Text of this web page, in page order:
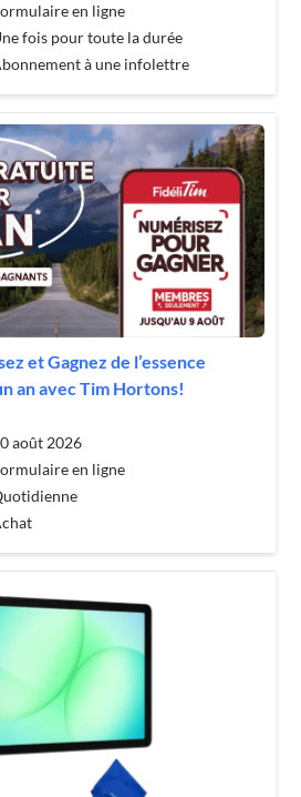
en ligne
fois pour toute la durée
à une infolettre
et Gagnez de l’essence
an avec Tim Hortons!
août 2026
en ligne